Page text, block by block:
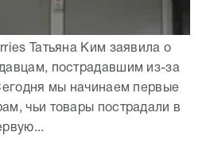
Татьяна Ким заявила о
пострадавшим из-за
мы начинаем первые
чьи товары пострадали в